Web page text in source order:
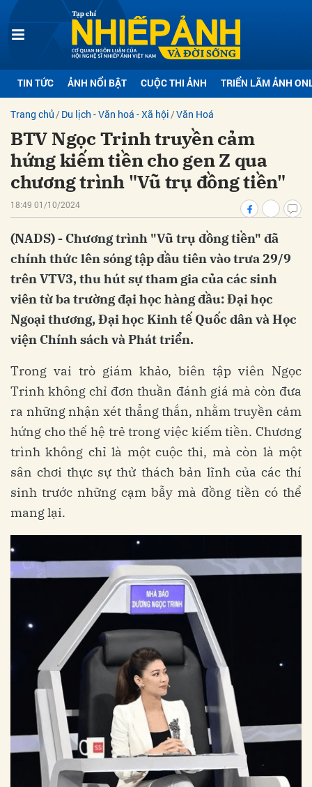
TIN TỨC ẢNH NỔI BẬT CUỘC THI ẢNH TRIỂN LÃM ẢNH
Trang chủ Du lịch - Văn hoá - Xã hội Văn Hoá
BTV Ngọc Trinh truyền cảm
hứng kiếm tiền cho gen Z qua
chương trình "Vũ trụ đồng tiền"
18:49 01/10/2024
(NADS) - Chương trình "Vũ trụ đồng tiền" đã
chính thức lên sóng tập đầu tiên vào trưa 29/9
trên VTV3, thu hút sự tham gia của các sinh
viên từ ba trường đại học hàng đầu: Đại học
Ngoại thương, Đại học Kinh tế Quốc dân và Học
viện Chính sách và Phát triển.
Trong vai trò giám khảo, biên tập viên Ngọc
Trinh không chỉ đơn thuần đánh giá mà còn đưa
ra những nhận xét thẳng thắn, nhằm truyền cảm
hứng cho thế hệ trẻ trong việc kiếm tiền. Chương
trình không chỉ là một cuộc thi, mà còn là một
sân chơi thực sự thử thách bản lĩnh của các thí
sinh trước những cạm bẫy mà đồng tiền có thể
mang lại.
luận
Hủy